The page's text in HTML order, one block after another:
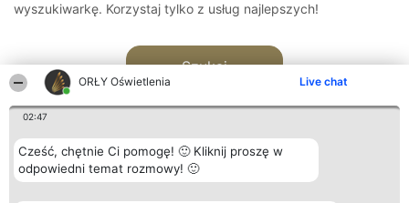
ORŁY Oświetlenia Live chat
02:47
Cześć, chętnie Ci pomogę! 🙂 Kliknij proszę w
odpowiedni temat rozmowy! 🙂
wyszukiwarkę. Korzystaj tylko z usług najlepszych!
Szukaj
Organizator plebiscytu Plebiscyt Kontakt